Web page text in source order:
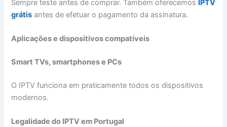
Sempre teste antes de comprar. Também oferecemos
IPTV
grátis antes de efetuar o pagamento da assinatura.
Aplicações e dispositivos compatíveis
Smart TVs, smartphones e PCs
O IPTV funciona em praticamente todos os dispositivos
modernos.
Legalidade do IPTV em Portugal